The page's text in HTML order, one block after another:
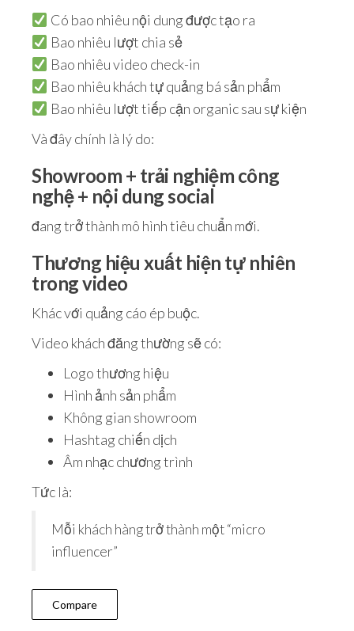
Có bao nhiêu nội dung được tạo ra
Bao nhiêu lượt chia sẻ
Bao nhiêu video check-in
Bao nhiêu khách tự quảng bá sản phẩm
Bao nhiêu lượt tiếp cận organic sau sự kiện
Và đây chính là lý do:
Showroom + trải nghiệm công
nghệ + nội dung social
đang trở thành mô hình tiêu chuẩn mới.
Thương hiệu xuất hiện tự nhiên
trong video
Khác với quảng cáo ép buộc.
Video khách đăng thường sẽ có:
Logo thương hiệu
Hình ảnh sản phẩm
Không gian showroom
Hashtag chiến dịch
Âm nhạc chương trình
Tức là:
Mỗi khách hàng trở thành một “micro
influencer”
Compare